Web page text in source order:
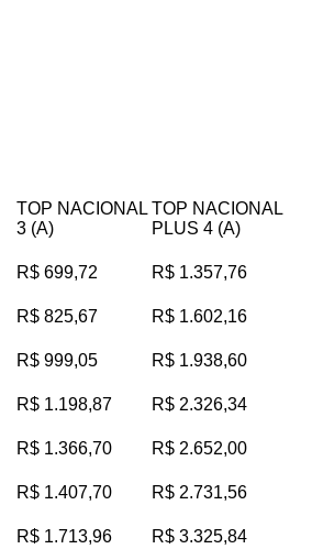
TOP NACIONAL
3 (A)
TOP NACIONAL
PLUS 4 (A)
R$ 699,72
R$ 1.357,76
R$ 825,67
R$ 1.602,16
R$ 999,05
R$ 1.938,60
R$ 1.198,87
R$ 2.326,34
R$ 1.366,70
R$ 2.652,00
R$ 1.407,70
R$ 2.731,56
R$ 1.713,96
R$ 3.325,84